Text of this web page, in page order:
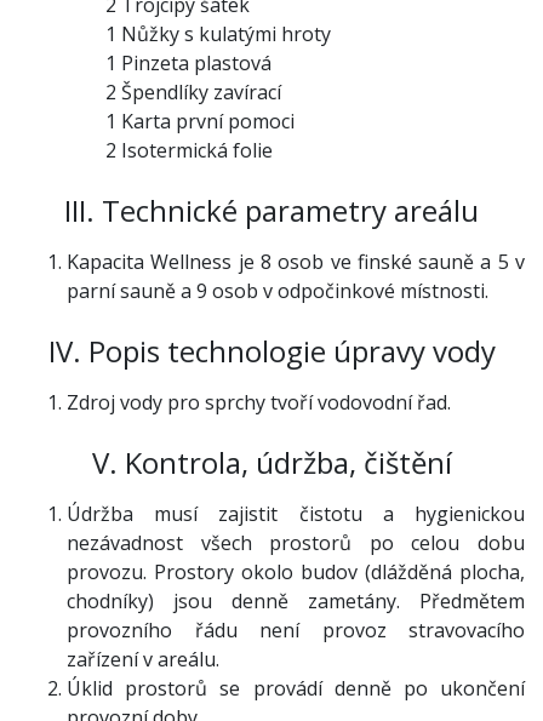
1 Nůžky s kulatými hroty
1 Pinzeta plastová
2 Špendlíky zavírací
1 Karta první pomoci
2 Isotermická folie
III. Technické parametry areálu
Kapacita Wellness je 8 osob ve finské sauně a 5 v
parní sauně a 9 osob v odpočinkové místnosti.
IV. Popis technologie úpravy vody
Zdroj vody pro sprchy tvoří vodovodní řad.
V. Kontrola, údržba, čištění
Údržba musí zajistit čistotu a hygienickou
nezávadnost všech prostorů po celou dobu
provozu. Prostory okolo budov (dlážděná plocha,
chodníky) jsou denně zametány. Předmětem
provozního řádu není provoz stravovacího
zařízení v areálu.
Úklid prostorů se provádí denně po ukončení